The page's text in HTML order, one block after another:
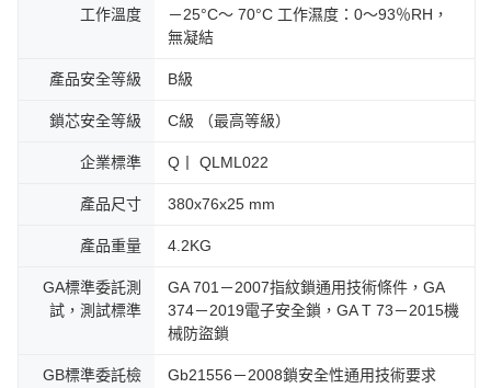
工作溫度
－25°C〜 70°C 工作濕度：0〜93％RH，
無凝結
產品安全等級 B級
鎖芯安全等級 C級 （最高等級）
企業標準 Q丨 QLML022
產品尺寸 380x76x25 mm
產品重量 4.2KG
GA標準委託測
試，測試標準
GA 701－2007指紋鎖通用技術條件，GA
374－2019電子安全鎖，GA T 73－2015機
械防盜鎖
GB標準委託檢
Gb21556－2008鎖安全性通用技術要求